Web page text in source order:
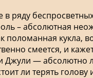
в ряду
– абсолютная
поломанная кукла,
смеется, и
Джули — абсолютно
ли терять